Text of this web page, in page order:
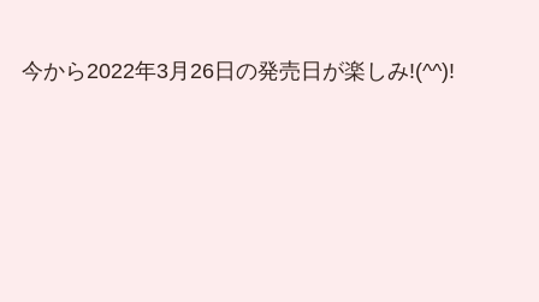
今から2022年3月26日の発売日が楽しみ!(^^)!